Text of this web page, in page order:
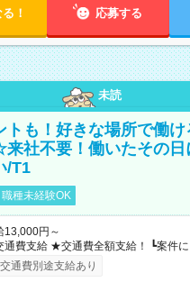
！ 応募する
未読
トも！好きな場所で働け
社不要！働いたその日
/T1
職種未経験OK
13,000円～
通費全額支給！ ┗案件により規定あり ★日払
！（規定あり） ┗働いたその日に現
ニATMから 日払い分を引き落とせます！ 【試用期
交通費別途支給あり